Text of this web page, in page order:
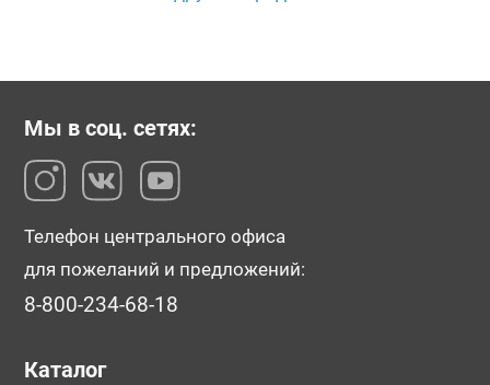
Мы в соц. сетях:
Телефон центрального офиса
для пожеланий и предложений:
8-800-234-68-18
Каталог